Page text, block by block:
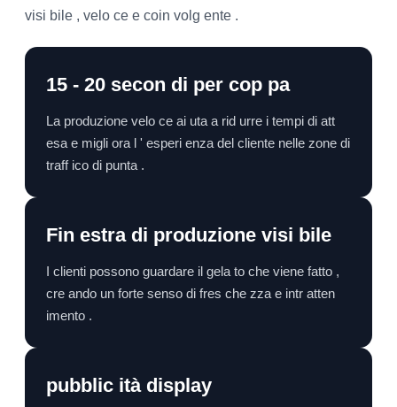
visi bile , velo ce e coin volg ente .
15 - 20 secon di per cop pa
La produzione velo ce ai uta a rid urre i tempi di att
esa e migli ora l ' esperi enza del cliente nelle zone di
traff ico di punta .
Fin estra di produzione visi bile
I clienti possono guardare il gela to che viene fatto ,
cre ando un forte senso di fres che zza e intr atten
imento .
pubblic ità display